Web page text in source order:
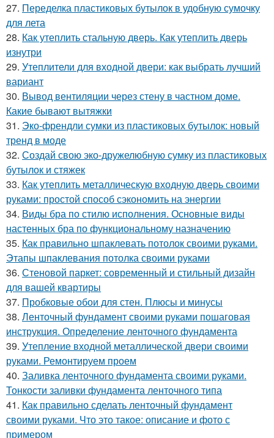
27. Переделка пластиковых бутылок в удобную сумочку
для лета
28. Как утеплить стальную дверь. Как утеплить дверь
изнутри
29. Утеплители для входной двери: как выбрать лучший
вариант
30. Вывод вентиляции через стену в частном доме.
Какие бывают вытяжки
31. Эко-френдли сумки из пластиковых бутылок: новый
тренд в моде
32. Создай свою эко-дружелюбную сумку из пластиковых
бутылок и стяжек
33. Как утеплить металлическую входную дверь своими
руками: простой способ сэкономить на энергии
34. Виды бра по стилю исполнения. Основные виды
настенных бра по функциональному назначению
35. Как правильно шпаклевать потолок своими руками.
Этапы шпаклевания потолка своими руками
36. Стеновой паркет: современный и стильный дизайн
для вашей квартиры
37. Пробковые обои для стен. Плюсы и минусы
38. Ленточный фундамент своими руками пошаговая
инструкция. Определение ленточного фундамента
39. Утепление входной металлической двери своими
руками. Ремонтируем проем
40. Заливка ленточного фундамента своими руками.
Тонкости заливки фундамента ленточного типа
41. Как правильно сделать ленточный фундамент
своими руками. Что это такое: описание и фото с
примером